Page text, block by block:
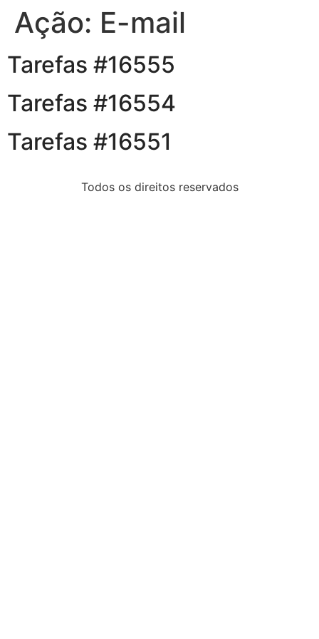
Ação: E-mail
Tarefas #16555
Tarefas #16554
Tarefas #16551
Todos os direitos reservados